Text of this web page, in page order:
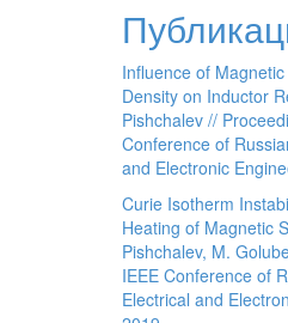
Influence of
Density on Inductor
Pishchalev //
Conference of
and Electronic
Curie Isotherm
Heating of Magnetic
Pishchalev, M.
IEEE Conference of
Electrical and